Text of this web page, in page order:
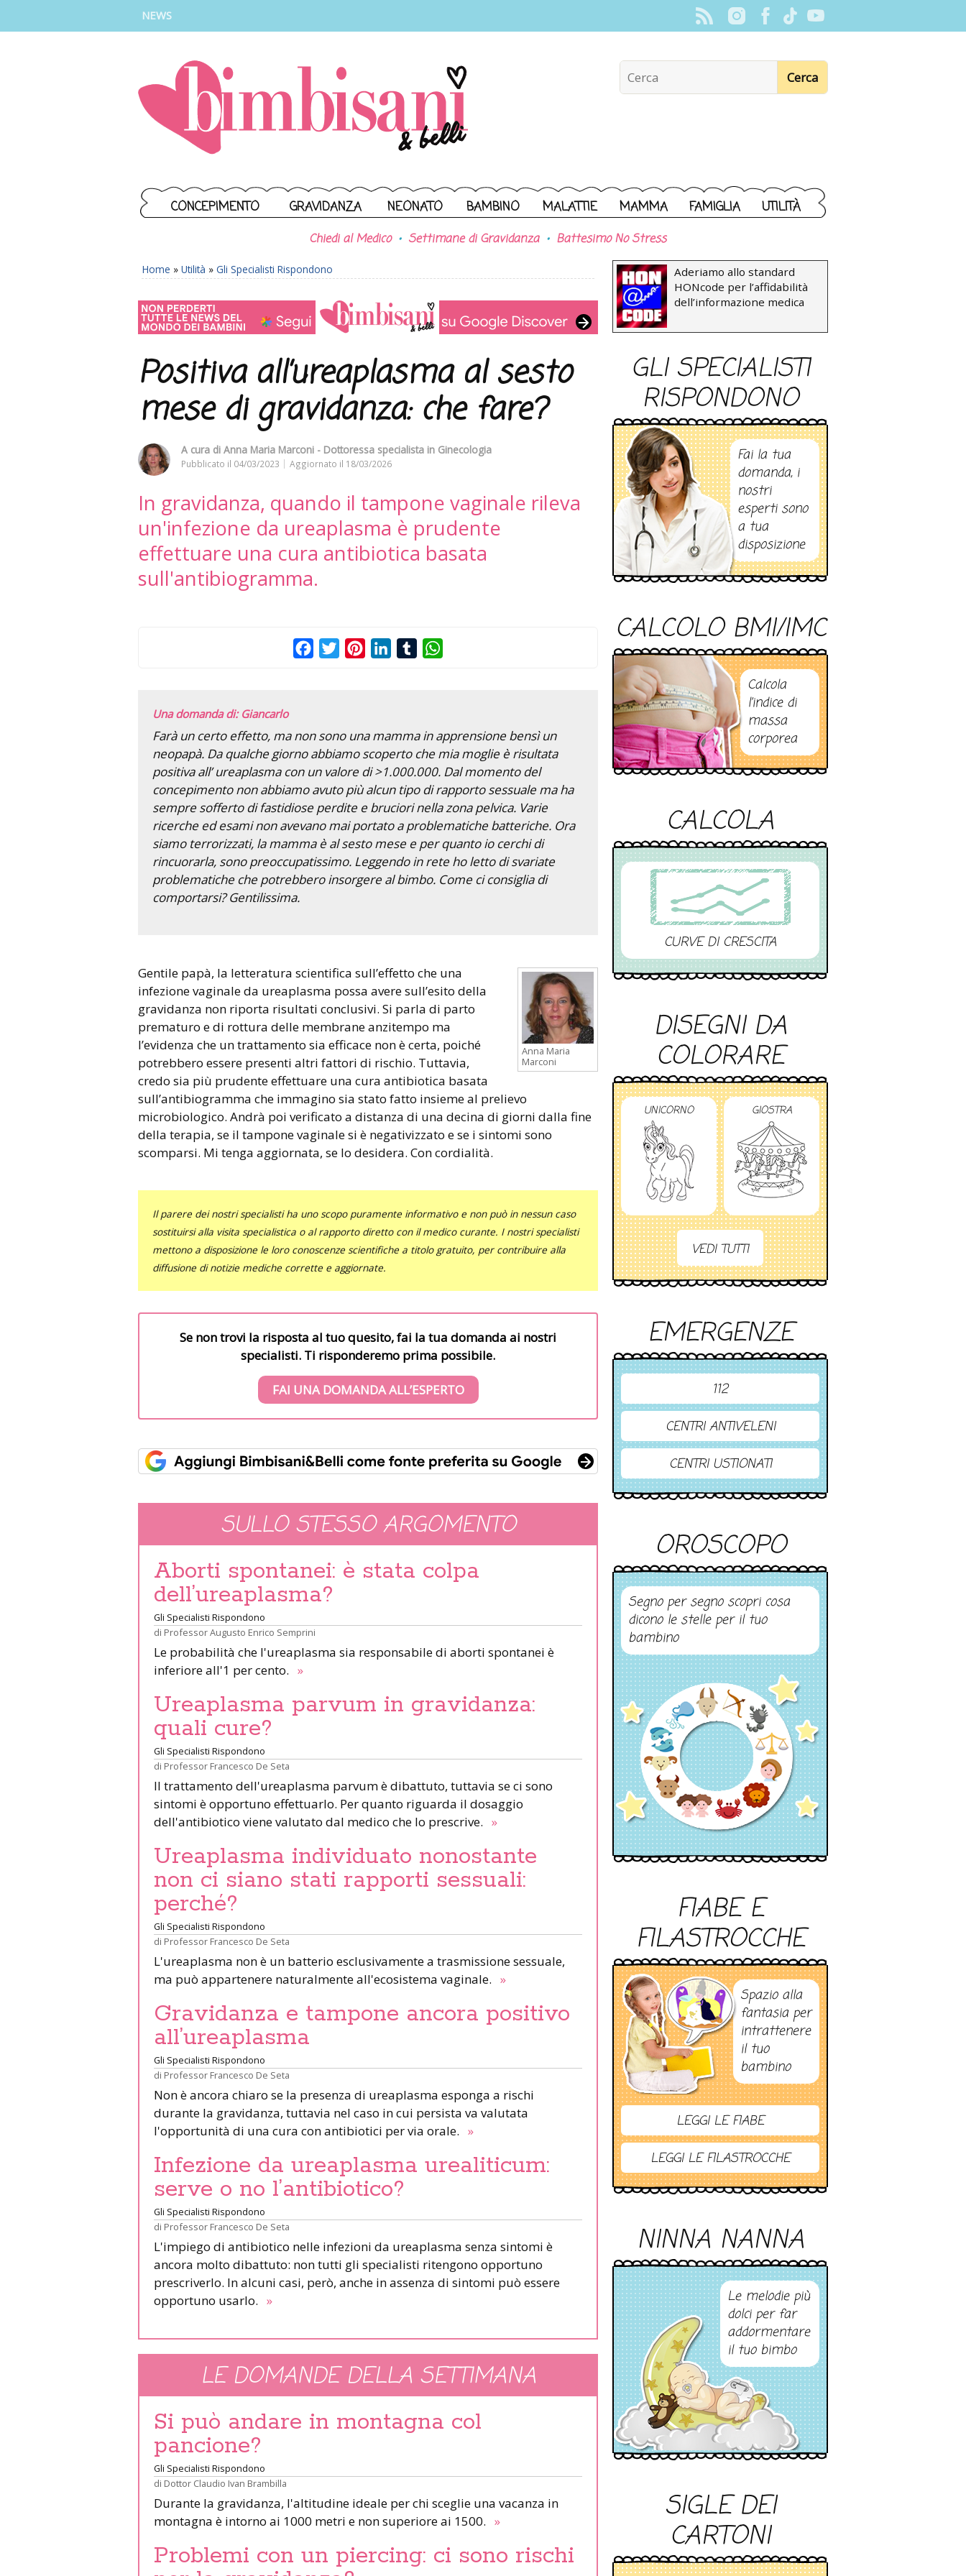
NEWS
CONCEPIMENTO GRAVIDANZA NEONATO BAMBINO MALATTIE MAMMA FAMIGLIA UTILITÀ
Chiedi al Medico Settimane di Gravidanza Battesimo No Stress
Home » Utilità » Gli Specialisti Rispondono
Positiva all’ureaplasma al sesto
mese di gravidanza: che fare?
A cura di Anna Maria Marconi - Dottoressa specialista in Ginecologia
Pubblicato il 04/03/2023 Aggiornato il 18/03/2026
In gravidanza, quando il tampone vaginale rileva
un'infezione da ureaplasma è prudente
effettuare una cura antibiotica basata
sull'antibiogramma.
FacebookTwitterPinterestLinkedInTumblr
Una domanda di: Giancarlo
Farà un certo effetto, ma non sono una mamma in apprensione bensì un
neopapà. Da qualche giorno abbiamo scoperto che mia moglie è risultata
positiva all’ ureaplasma con un valore di >1.000.000. Dal momento del
concepimento non abbiamo avuto più alcun tipo di rapporto sessuale ma ha
sempre sofferto di fastidiose perdite e bruciori nella zona pelvica. Varie
ricerche ed esami non avevano mai portato a problematiche batteriche. Ora
siamo terrorizzati, la mamma è al sesto mese e per quanto io cerchi di
rincuorarla, sono preoccupatissimo. Leggendo in rete ho letto di svariate
problematiche che potrebbero insorgere al bimbo. Come ci consiglia di
comportarsi? Gentilissima.
Anna Maria
Marconi
Gentile papà, la letteratura scientifica sull’effetto che una
infezione vaginale da ureaplasma possa avere sull’esito della
gravidanza non riporta risultati conclusivi. Si parla di parto
prematuro e di rottura delle membrane anzitempo ma
l’evidenza che un trattamento sia efficace non è certa, poiché
potrebbero essere presenti altri fattori di rischio. Tuttavia,
credo sia più prudente effettuare una cura antibiotica basata
sull’antibiogramma che immagino sia stato fatto insieme al prelievo
microbiologico. Andrà poi verificato a distanza di una decina di giorni dalla fine
della terapia, se il tampone vaginale si è negativizzato e se i sintomi sono
scomparsi. Mi tenga aggiornata, se lo desidera. Con cordialità.
Il parere dei nostri specialisti ha uno scopo puramente informativo e non può in nessun caso
sostituirsi alla visita specialistica o al rapporto diretto con il medico curante. I nostri specialisti
mettono a disposizione le loro conoscenze scientifiche a titolo gratuito, per contribuire alla
diffusione di notizie mediche corrette e aggiornate.
Se non trovi la risposta al tuo quesito, fai la tua domanda ai nostri
specialisti. Ti risponderemo prima possibile.
FAI UNA DOMANDA ALL’ESPERTO
SULLO STESSO ARGOMENTO
Aborti spontanei: è stata colpa
dell’ureaplasma?
Gli Specialisti Rispondono
di Professor Augusto Enrico Semprini
Le probabilità che l'ureaplasma sia responsabile di aborti spontanei è
inferiore all'1 per cento. »
Ureaplasma parvum in gravidanza:
quali cure?
Gli Specialisti Rispondono
di Professor Francesco De Seta
Il trattamento dell'ureaplasma parvum è dibattuto, tuttavia se ci sono
sintomi è opportuno effettuarlo. Per quanto riguarda il dosaggio
dell'antibiotico viene valutato dal medico che lo prescrive. »
Ureaplasma individuato nonostante
non ci siano stati rapporti sessuali:
perché?
Gli Specialisti Rispondono
di Professor Francesco De Seta
L'ureaplasma non è un batterio esclusivamente a trasmissione sessuale,
ma può appartenere naturalmente all'ecosistema vaginale. »
Gravidanza e tampone ancora positivo
all’ureaplasma
Gli Specialisti Rispondono
di Professor Francesco De Seta
Non è ancora chiaro se la presenza di ureaplasma esponga a rischi
durante la gravidanza, tuttavia nel caso in cui persista va valutata
l'opportunità di una cura con antibiotici per via orale. »
Infezione da ureaplasma urealiticum:
serve o no l’antibiotico?
Gli Specialisti Rispondono
di Professor Francesco De Seta
L'impiego di antibiotico nelle infezioni da ureaplasma senza sintomi è
ancora molto dibattuto: non tutti gli specialisti ritengono opportuno
prescriverlo. In alcuni casi, però, anche in assenza di sintomi può essere
opportuno usarlo. »
LE DOMANDE DELLA SETTIMANA
Si può andare in montagna col
pancione?
Gli Specialisti Rispondono
di Dottor Claudio Ivan Brambilla
Durante la gravidanza, l'altitudine ideale per chi sceglie una vacanza in
montagna è intorno ai 1000 metri e non superiore ai 1500. »
Problemi con un piercing: ci sono rischi
Aderiamo allo standard
HONcode per l’affidabilità
dell’informazione medica
GLI SPECIALISTI
RISPONDONO
Fai la tua
domanda, i
nostri
esperti sono
a tua
disposizione
CALCOLO BMI/IMC
Calcola
l’indice di
massa
corporea
CALCOLA
CURVE DI CRESCITA
DISEGNI DA
COLORARE
UNICORNO GIOSTRA
VEDI TUTTI
EMERGENZE
112
CENTRI ANTIVELENI
CENTRI USTIONATI
OROSCOPO
Segno per segno scopri cosa
dicono le stelle per il tuo
bambino
FIABE E
FILASTROCCHE
Spazio alla
fantasia per
intrattenere
il tuo
bambino
LEGGI LE FIABE
LEGGI LE FILASTROCCHE
NINNA NANNA
Le melodie più
dolci per far
addormentare
il tuo bimbo
SIGLE DEI
CARTONI